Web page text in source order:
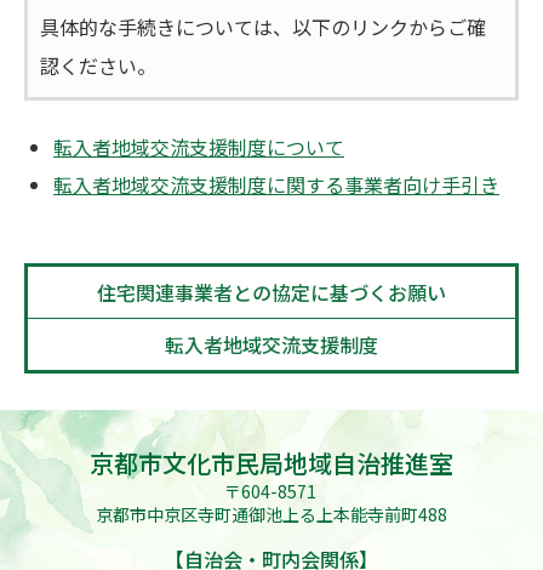
具体的な手続きについては、以下のリンクからご確
認ください。
転入者地域交流支援制度について
転入者地域交流支援制度に関する事業者向け手引き
住宅関連事業者との協定に基づくお願い
転入者地域交流支援制度
京都市文化市民局地域自治推進室
〒604-8571
京都市中京区寺町通御池上る上本能寺前町488
【自治会・町内会関係】